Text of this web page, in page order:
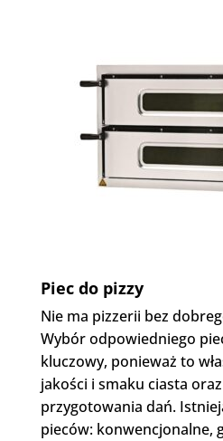
Piec do pizzy
Nie ma pizzerii bez
Wybór odpowiedniego
kluczowy, ponieważ to
jakości i smaku ciasta
przygotowania dań.
pieców: konwencjonalne,